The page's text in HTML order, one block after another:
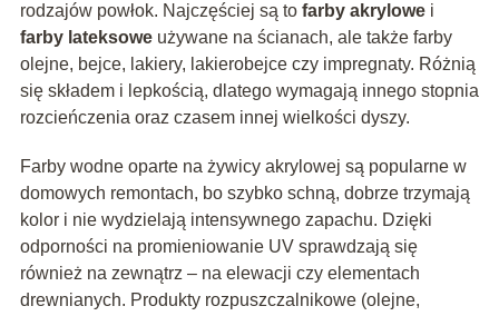
rodzajów powłok. Najczęściej są to farby akrylowei
farby lateksoweużywane na ścianach, ale także farby
olejne, bejce, lakiery, lakierobejce czy impregnaty. Różnią
się składem i lepkością, dlatego wymagają innego stopnia
rozcieńczenia oraz czasem innej wielkości dyszy.
Farby wodne oparte na żywicy akrylowej są popularne w
domowych remontach, bo szybko schną, dobrze trzymają
kolor i nie wydzielają intensywnego zapachu. Dzięki
odporności na promieniowanie UV sprawdzają się
również na zewnątrz – na elewacji czy elementach
drewnianych. Produkty rozpuszczalnikowe (olejne,